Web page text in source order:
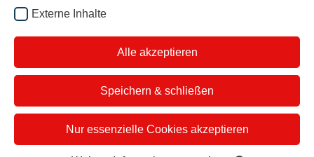
Externe Inhalte
Alle akzeptieren
Speichern & schließen
Nur essenzielle Cookies akzeptieren
Mayo
Zutaten für 4 Personen
i&u Studios